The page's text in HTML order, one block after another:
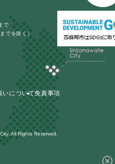
で
でを除く）
いについて免責事項
All Rights Reserved.